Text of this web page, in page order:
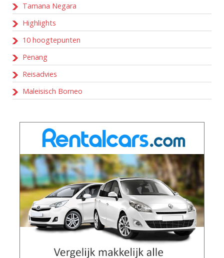
Tamana Negara
Highlights
10 hoogtepunten
Penang
Reisadvies
Maleisisch Borneo